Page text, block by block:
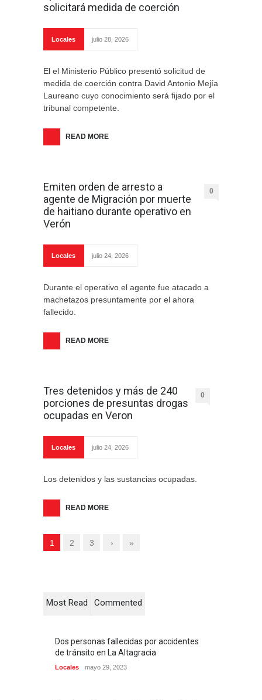
solicitará medida de coerción
Locales julio 28, 2026
El el Ministerio Público presentó solicitud de
medida de coerción contra David Antonio Mejía
Laureano cuyo conocimiento será fijado por el
tribunal competente.
READ MORE
Emiten orden de arresto a
agente de Migración por muerte
de haitiano durante operativo en
Verón
0
Locales julio 24, 2026
Durante el operativo el agente fue atacado a
machetazos presuntamente por el ahora
fallecido.
READ MORE
Tres detenidos y más de 240
porciones de presuntas drogas
ocupadas en Veron
0
Locales julio 24, 2026
Los detenidos y las sustancias ocupadas.
READ MORE
1 2 3 › »
Most Read Commented
Dos personas fallecidas por accidentes
de tránsito en La Altagracia
Locales mayo 29, 2023